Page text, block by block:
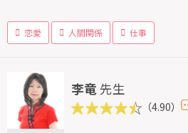
恋愛 人間関係 仕事
李竜 先生
（4.90）